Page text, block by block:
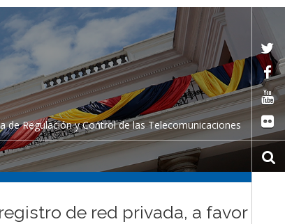
de Regulación y Control de las Telecomunicaciones
de red privada, a favor